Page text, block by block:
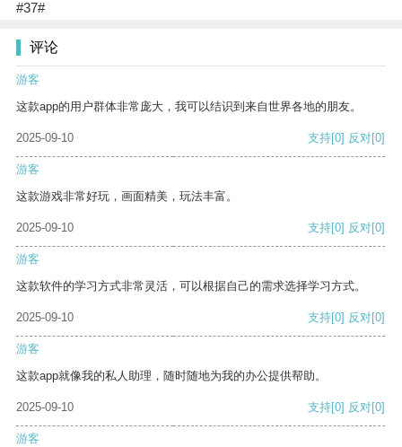
#37#
评论
游客
这款app的用户群体非常庞大，我可以结识到来自世界各地的朋友。
2025-09-10 支持[0] 反对[0]
游客
这款游戏非常好玩，画面精美，玩法丰富。
2025-09-10 支持[0] 反对[0]
游客
这款软件的学习方式非常灵活，可以根据自己的需求选择学习方式。
2025-09-10 支持[0] 反对[0]
游客
这款app就像我的私人助理，随时随地为我的办公提供帮助。
2025-09-10 支持[0] 反对[0]
游客